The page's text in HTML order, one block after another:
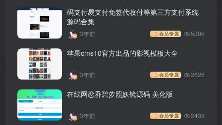
码支付易支付免签代收付等第三方支付系统
源码合集
3年前 会员专属 5306
苹果cms10官方出品的影视模板大全
3年前 会员专属 2628
在线网恋乔碧萝照妖镜源码 美化版
3年前 会员专属 2438